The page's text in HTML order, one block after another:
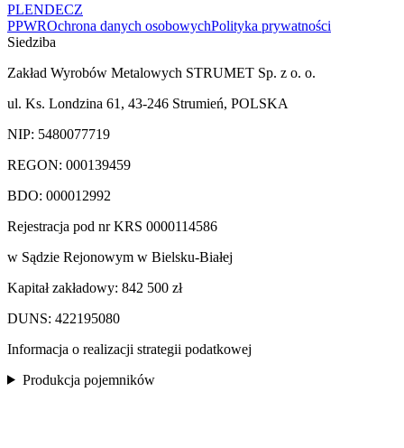
PLENDECZ
PPWROchrona danych osobowychPolityka prywatności
Siedziba
Zakład Wyrobów Metalowych STRUMET Sp. z o. o.
ul. Ks. Londzina 61, 43-246 Strumień, POLSKA
NIP: 5480077719
REGON: 000139459
BDO: 000012992
Rejestracja pod nr KRS 0000114586
w Sądzie Rejonowym w Bielsku-Białej
Kapitał zakładowy: 842 500 zł
DUNS: 422195080
Informacja o realizacji strategii podatkowej
Produkcja pojemników